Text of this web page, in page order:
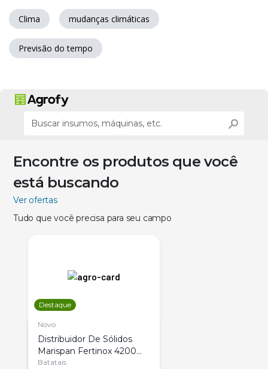
Clima mudanças climáticas
Previsão do tempo
Encontre os produtos que você
está buscando
Ver ofertas
Tudo que você precisa para seu campo
Destaque
Novo
Distribuidor De Sólidos
Marispan Fertinox 4200
Citrus
Batatais